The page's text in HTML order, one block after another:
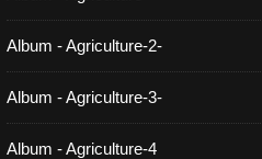
Album - Agriculture-2-
Album - Agriculture-3-
Album - Agriculture-4